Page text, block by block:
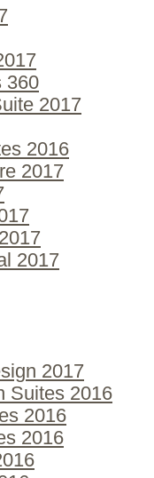
360
2017
2016
2017
2017
2017
Suites 2016
2016
2016